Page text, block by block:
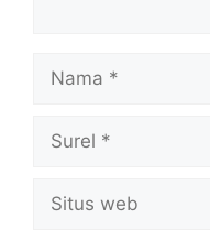
Nama
Surel
Situs
web